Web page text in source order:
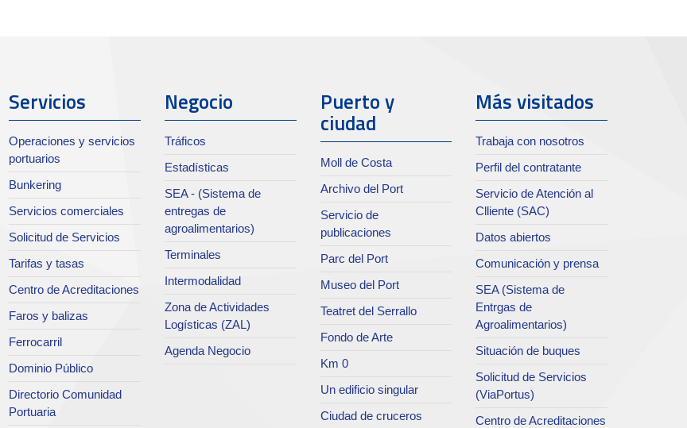
Servicios
Operaciones y servicios
portuarios
Bunkering
Servicios comerciales
Solicitud de Servicios
Tarifas y tasas
Centro de Acreditaciones
Faros y balizas
Ferrocarril
Dominio Público
Directorio Comunidad
Portuaria
Negocio
Tráficos
Estadísticas
SEA - (Sistema de
entregas de
agroalimentarios)
Terminales
Intermodalidad
Zona de Actividades
Logísticas (ZAL)
Agenda Negocio
Puerto y
ciudad
Moll de Costa
Archivo del Port
Servicio de
publicaciones
Parc del Port
Museo del Port
Teatret del Serrallo
Fondo de Arte
Km 0
Un edificio singular
Ciudad de cruceros
Más visitados
Trabaja con nosotros
Perfil del contratante
Servicio de Atención al
Clliente (SAC)
Datos abiertos
Comunicación y prensa
SEA (Sistema de
Entrgas de
Agroalimentarios)
Situación de buques
Solicitud de Servicios
(ViaPortus)
Centro de Acreditaciones